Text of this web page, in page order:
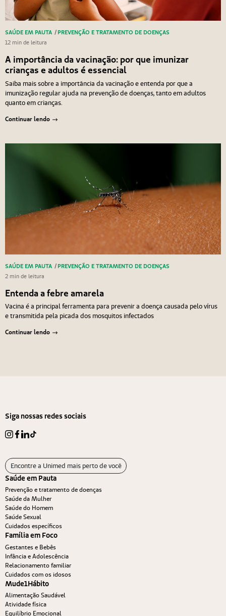
SAÚDE EM PAUTA / PREVENÇÃO E TRATAMENTO DE DOENÇAS
12 min de leitura
A importância da vacinação: por que imunizar
crianças e adultos é essencial
Saiba mais sobre a importância da vacinação e entenda por que a
imunização regular ajuda na prevenção de doenças, tanto em adultos
quanto em crianças.
Continuar lendo
SAÚDE EM PAUTA / PREVENÇÃO E TRATAMENTO DE DOENÇAS
2 min de leitura
Entenda a febre amarela
Vacina é a principal ferramenta para prevenir a doença causada pelo vírus
e transmitida pela picada dos mosquitos infectados
Continuar lendo
Siga nossas redes sociais
Encontre a Unimed mais perto de você
Saúde em Pauta
Prevenção e tratamento de doenças
Saúde da Mulher
Saúde do Homem
Saúde Sexual
Cuidados específicos
Família em Foco
Gestantes e Bebês
Infância e Adolescência
Relacionamento familiar
Cuidados com os idosos
Mude1Hábito
Alimentação Saudável
Atividade física
Equilíbrio Emocional